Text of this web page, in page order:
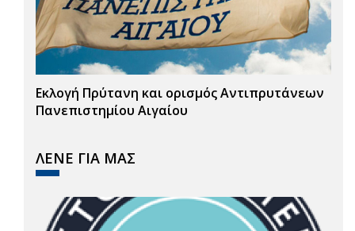
Εκλογή Πρύτανη και ορισμός Αντιπρυτάνεων
Πανεπιστημίου Αιγαίου
ΛΕΝΕ ΓΙΑ ΜΑΣ